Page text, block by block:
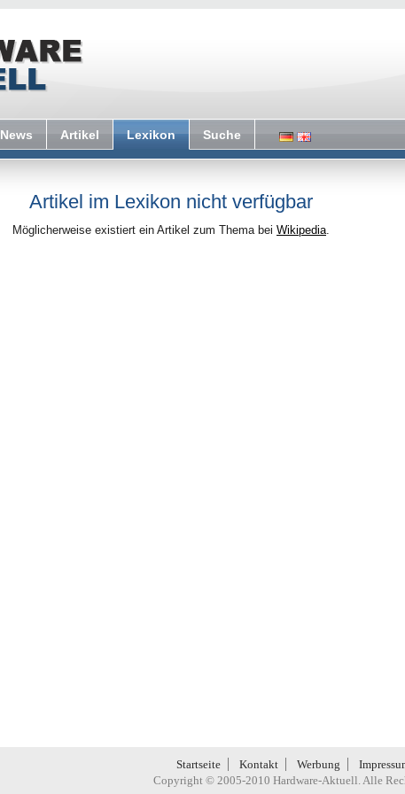
News Artikel Lexikon Suche
Artikel im Lexikon nicht verfügbar
Möglicherweise existiert ein Artikel zum Thema bei Wikipedia.
Startseite Kontakt Werbung
Copyright © 2005-2010 Hardware-Aktuell. Alle